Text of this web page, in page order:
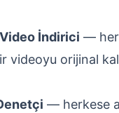
İndirici —
videoyu orijinal
— herkese